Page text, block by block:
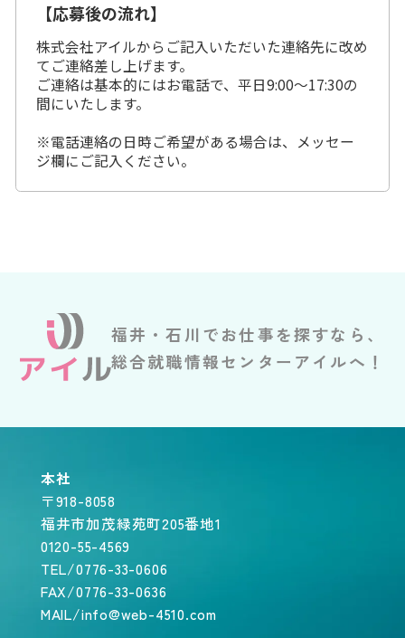
【応募後の流れ】
株式会社アイルからご記入いただいた連絡先に改め
てご連絡差し上げます。
ご連絡は基本的にはお電話で、平日9:00～17:30の
間にいたします。
※電話連絡の日時ご希望がある場合は、メッセー
ジ欄にご記入ください。
福井・石川でお仕事を探すなら、
総合就職情報センターアイルへ！
本社
〒918-8058
福井市加茂緑苑町205番地1
0120-55-4569
TEL/0776-33-0606
FAX/0776-33-0636
MAIL/info@web-4510.com